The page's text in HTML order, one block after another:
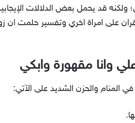
ولكنه قد يحمل بعض الدلالات
على امراة اخري وتفسير حلمت ان
وانا مقهورة وابكي
المنام والحزن الشديد على الآتي: